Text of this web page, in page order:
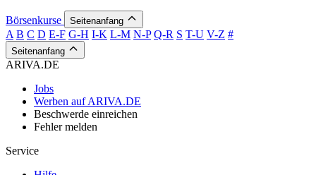
Börsenkurse Seitenanfang
A B C D E-F G-H I-K L-M N-P Q-R S T-U V-Z #
Seitenanfang
ARIVA.DE
Jobs
Werben auf ARIVA.DE
Beschwerde einreichen
Fehler melden
Service